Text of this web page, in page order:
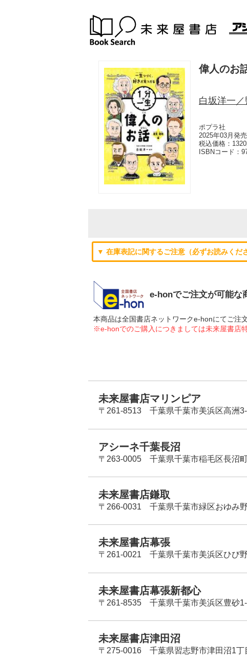
偉人のお
白坂洋一
ポプラ社
2025年03月発売
税込価格：1320
ISBNコード：
▼ 在庫表記に関するご注意（必ずお読みくだ
e-honでご注文が可能な
本商品は全国書店ネットワークe-honにてご注
※e-honでのご購入につきましては未来屋書店
未来屋書店マリンピア
〒261-8513 千葉県千葉市美浜区高洲
アシーネ千葉長沼
〒263-0005 千葉県千葉市稲毛区長沼
未来屋書店鎌取
〒266-0031 千葉県千葉市緑区おゆみ
未来屋書店幕張
〒261-0021 千葉県千葉市美浜区ひび
未来屋書店幕張新都心
〒261-8535 千葉県千葉市美浜区豊砂
未来屋書店津田沼
〒275-0016 千葉県習志野市津田沼1丁